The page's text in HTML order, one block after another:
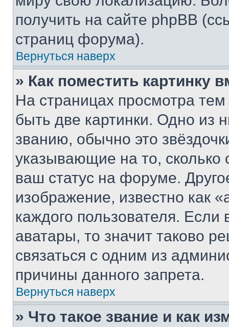
получить на сайте phpBB
страниц форума).
Вернуться наверх
» Как поместить картинку
На страницах просмотра
быть две картинки. Одно из
званию, обычно это
указывающие на то,
ваш статус на форуме.
изображение, известно как
каждого пользователя.
аватары, то значит таково
связаться с одним из
причины данного запрета.
Вернуться наверх
» Что такое звание и как